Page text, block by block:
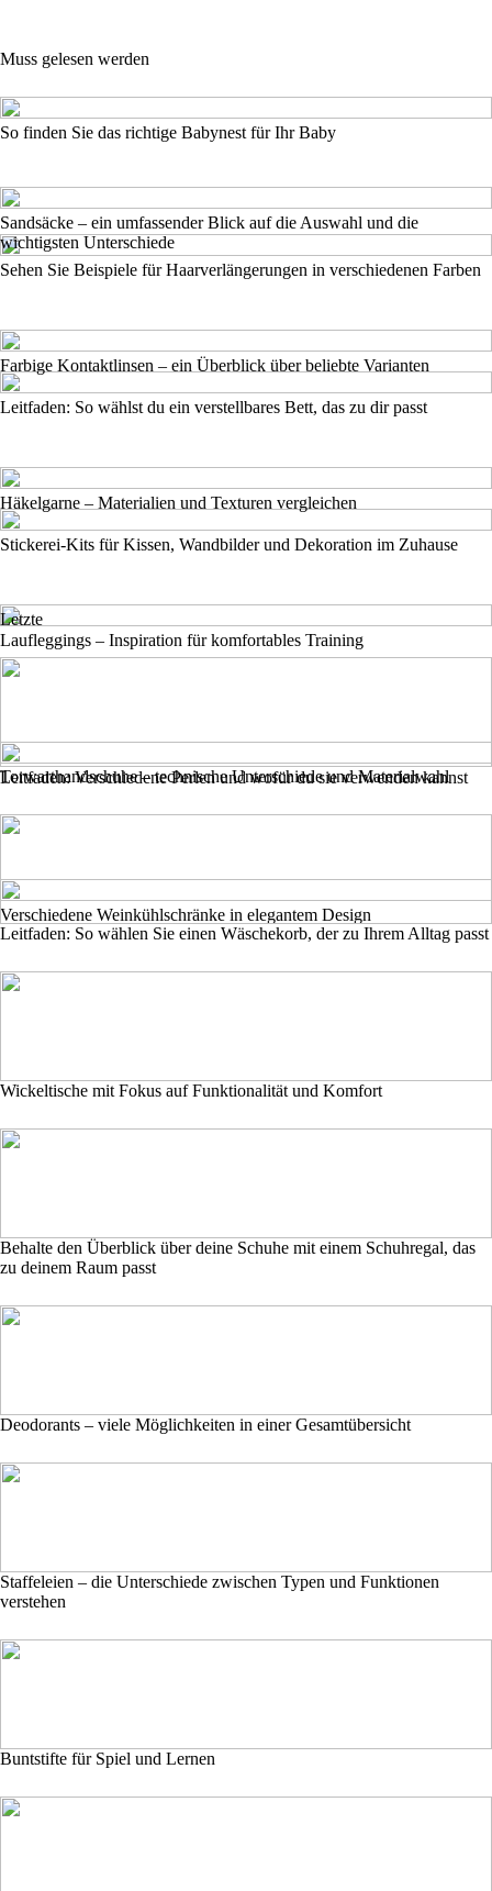
Muss gelesen werden
So finden Sie das richtige Babynest für Ihr Baby
Sehen Sie Beispiele für Haarverlängerungen in verschiedenen Farben
Leitfaden: So wählst du ein verstellbares Bett, das zu dir passt
Stickerei-Kits für Kissen, Wandbilder und Dekoration im Zuhause
Sandsäcke – ein umfassender Blick auf die Auswahl und die
wichtigsten Unterschiede
Farbige Kontaktlinsen – ein Überblick über beliebte Varianten
Häkelgarne – Materialien und Texturen vergleichen
Laufleggings – Inspiration für komfortables Training
Leitfaden: Verschiedene Perlen und wofür du sie verwenden kannst
Verschiedene Weinkühlschränke in elegantem Design
Letzte
Torwarthandschuhe – technische Unterschiede und Materialwahl
Leitfaden: So wählen Sie einen Wäschekorb, der zu Ihrem Alltag passt
Wickeltische mit Fokus auf Funktionalität und Komfort
Behalte den Überblick über deine Schuhe mit einem Schuhregal, das
zu deinem Raum passt
Deodorants – viele Möglichkeiten in einer Gesamtübersicht
Staffeleien – die Unterschiede zwischen Typen und Funktionen
verstehen
Buntstifte für Spiel und Lernen